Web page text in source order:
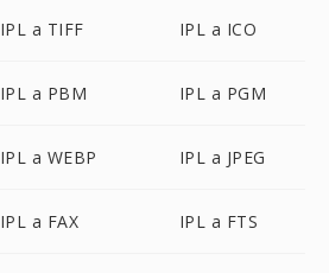
IPL a TIFF IPL a ICO
IPL a PBM IPL a PGM
IPL a WEBP IPL a JPEG
IPL a FAX IPL a FTS